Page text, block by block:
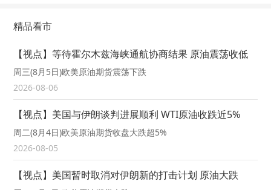
精品看市
【视点】等待霍尔木兹海峡通航协商结果 原油震荡收低
周三(8月5日)欧美原油期货震荡下跌
2026-08-06
【视点】美国与伊朗谈判进展顺利 WTI原油收跌近5%
周二(8月4日)欧美原油期货收盘大跌超5%
2026-08-05
【视点】美国暂时取消对伊朗新的打击计划 原油大跌